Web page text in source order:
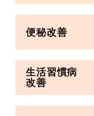
便秘改善
生活習慣病
改善